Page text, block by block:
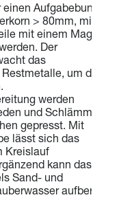
Aufgabebunker
> 80mm, mittels
mit einem Magnet
Der
das
um den
werden
und Schlämme zu
gepresst. Mit
lässt sich das
Kreislauf
kann das
Sand- und
aufbereitet